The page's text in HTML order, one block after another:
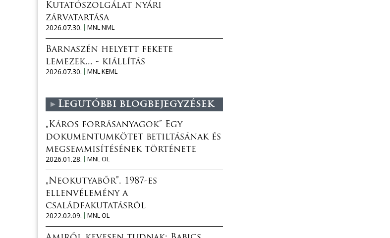
Kutatószolgálat nyári
zárvatartása
2026.07.30.
MNL NML
Barnaszén helyett fekete
lemezek... - kiállítás
2026.07.30.
MNL KEML
Legutóbbi blogbejegyzések
„Káros forrásanyagok” Egy
dokumentumkötet betiltásának és
megsemmisítésének története
2026.01.28.
MNL OL
„Neokutyabőr”. 1987-es
ellenvélemény a
családfakutatásról
2022.02.09.
MNL OL